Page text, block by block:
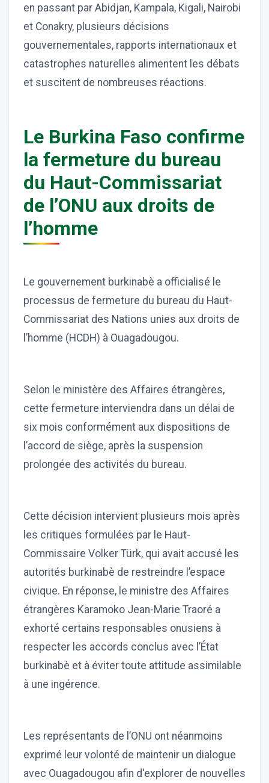
en passant par Abidjan, Kampala, Kigali, Nairobi
et Conakry, plusieurs décisions
gouvernementales, rapports internationaux et
catastrophes naturelles alimentent les débats
et suscitent de nombreuses réactions.
Le Burkina Faso confirme
la fermeture du bureau
du Haut-Commissariat
de l’ONU aux droits de
l’homme
Le gouvernement burkinabè a officialisé le
processus de fermeture du bureau du Haut-
Commissariat des Nations unies aux droits de
l’homme (HCDH) à Ouagadougou.
Selon le ministère des Affaires étrangères,
cette fermeture interviendra dans un délai de
six mois conformément aux dispositions de
l’accord de siège, après la suspension
prolongée des activités du bureau.
Cette décision intervient plusieurs mois après
les critiques formulées par le Haut-
Commissaire Volker Türk, qui avait accusé les
autorités burkinabè de restreindre l’espace
civique. En réponse, le ministre des Affaires
étrangères Karamoko Jean-Marie Traoré a
exhorté certains responsables onusiens à
respecter les accords conclus avec l’État
burkinabè et à éviter toute attitude assimilable
à une ingérence.
Les représentants de l’ONU ont néanmoins
exprimé leur volonté de maintenir un dialogue
avec Ouagadougou afin d'explorer de nouvelles